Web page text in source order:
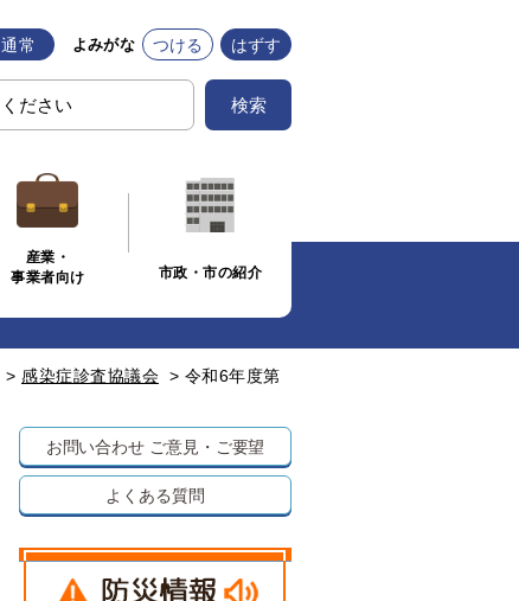
通常 よみがな つける はずす
検索
産業・
事業者向け
市政・市の紹介
> 感染症診査協議会 > 令和6年度第
お問い合わせ ご意見・ご要望
よくある質問